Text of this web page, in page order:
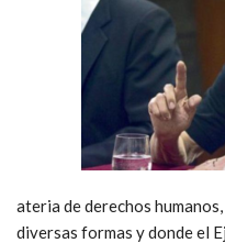
ateria de derechos
diversas formas y donde el